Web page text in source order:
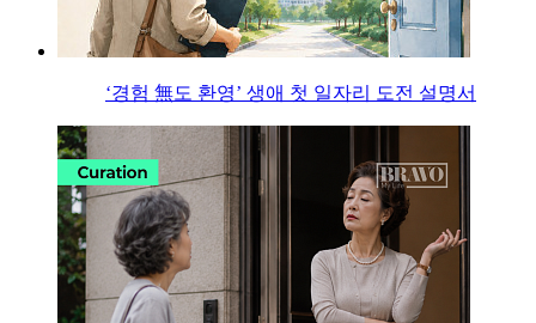
‘경험 無도 환영’ 생애 첫 일자리 도전 설명서